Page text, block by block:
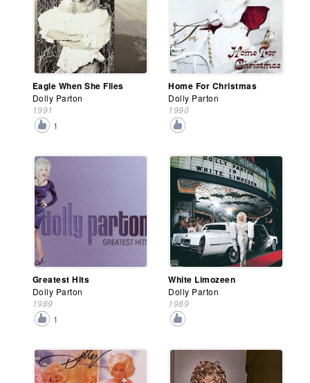
Eagle When She Flies
Dolly Parton
1991
1
Home For Christmas
Dolly Parton
1990
Greatest Hits
Dolly Parton
1989
1
White Limozeen
Dolly Parton
1989